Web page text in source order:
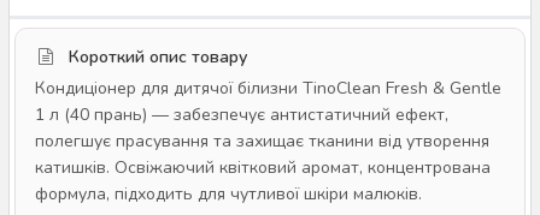
Короткий опис товару
Кондиціонер для дитячої білизни TinoClean Fresh & Gentle
1 л (40 прань) — забезпечує антистатичний ефект,
полегшує прасування та захищає тканини від утворення
катишків. Освіжаючий квітковий аромат, концентрована
формула, підходить для чутливої шкіри малюків.